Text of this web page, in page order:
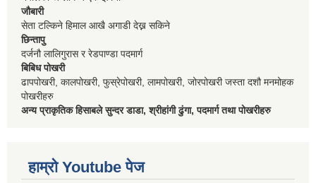
जौबारी
सेता टल्किने हिमाल आखै अगाडी देख्न सकिने
छिन्तापु
दर्जनौ लालिगुरास र रेडपाण्डा पदमार्ग
बिबिध पोखरी
ढापपोखरी, कालपोखरी, फुस्रेपोखरी, लामपोखरी, जोरपोखरी जस्ता दशौ मनमोहक
पोखरीहरु
अन्य प्राकृतिक हिसाबले सुन्दर डाडा, श्रीहांगी ढुंगा, पदमार्ग तथा पोखरीहरु
हाम्रो Youtube पेज